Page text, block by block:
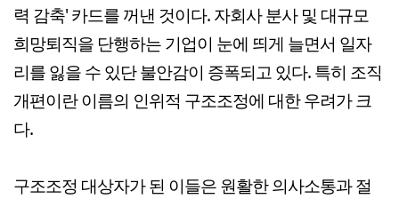
력 감축' 카드를 꺼낸 것이다. 자회사 분사 및 대규모
희망퇴직을 단행하는 기업이 눈에 띄게 늘면서 일자
리를 잃을 수 있단 불안감이 증폭되고 있다. 특히 조직
개편이란 이름의 인위적 구조조정에 대한 우려가 크
다.
구조조정 대상자가 된 이들은 원활한 의사소통과 절